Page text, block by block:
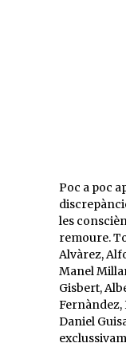
Poc a poc
les
remoure.
Alvàrez,
Manel
Gisbert,
Fernàndez,
Daniel